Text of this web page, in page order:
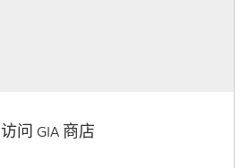
访问 GIA 商店